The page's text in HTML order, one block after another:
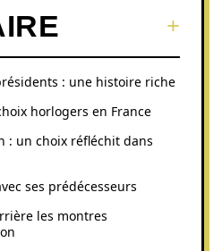
: une histoire riche
horlogers en France
: un choix réfléchit dans
ses prédécesseurs
les montres